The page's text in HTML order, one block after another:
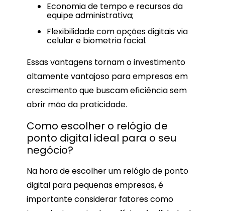
Economia de tempo e recursos da
equipe administrativa;
Flexibilidade com opções digitais via
celular e biometria facial.
Essas vantagens tornam o investimento
altamente vantajoso para empresas em
crescimento que buscam eficiência sem
abrir mão da praticidade.
Como escolher o relógio de
ponto digital ideal para o seu
negócio?
Na hora de escolher um relógio de ponto
digital para pequenas empresas, é
importante considerar fatores como